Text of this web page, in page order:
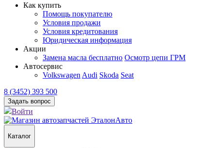
Как купить
Помощь покупателю
Условия продажи
Условия кредитования
Юридическая информация
Акции
Замена масла бесплатно Осмотр цепи ГРМ
Автосервис
Volkswagen Audi Skoda Seat
8 (3452) 393 500
Задать вопрос
Войти
Каталог